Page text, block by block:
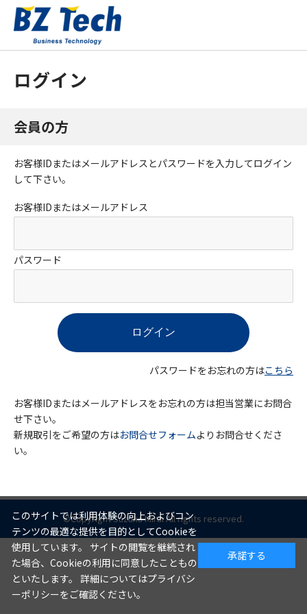
ログイン
会員の方
お客様IDまたはメールアドレスとパスワードを入力してログイン
して下さい。
お客様IDまたはメールアドレス
パスワード
パスワードをお忘れの方はこちら
お客様IDまたはメールアドレスをお忘れの方は担当営業にお問合
せ下さい。
新規取引をご希望の方はお問合せフォームよりお問合せくださ
い。
©Copyright Suzuka Mirai All rights reserved.
このサイトでは利用体験の向上およびコン
テンツの最適な提供を目的としてCookieを
使用しています。 サイトの閲覧を継続され
た場合、Cookieの利用に同意したこともの
といたします。 詳細についてはプライバシ
ーポリシーをご確認ください。
承諾する